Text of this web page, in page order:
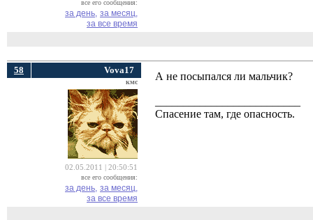
все его сообщения:
за день, за месяц,
за все время
58 Vova17
кмс
02.05.2011 | 20:50:51
все его сообщения:
за день, за месяц,
за все время
А не посыпался ли мальчик?
Спасение там, где опасность.